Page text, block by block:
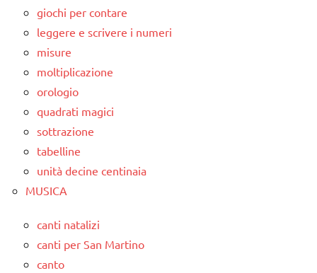
giochi per contare
leggere e scrivere i numeri
misure
moltiplicazione
orologio
quadrati magici
sottrazione
tabelline
unità decine centinaia
MUSICA
canti natalizi
canti per San Martino
canto